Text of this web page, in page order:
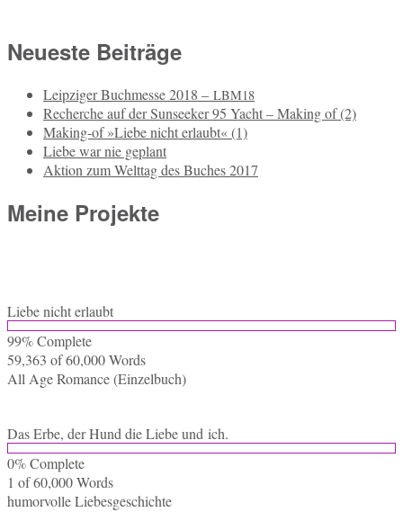
Neueste Beiträge
Leipziger Buchmesse 2018 – LBM18
Recherche auf der Sunseeker 95 Yacht – Making of (2)
Making-of »Liebe nicht erlaubt« (1)
Liebe war nie geplant
Aktion zum Welttag des Buches 2017
Meine Projekte
Liebe nicht erlaubt
99% Com­ple­te
59,363 of 60,000Words
All Age Ro­mance (Ein­zel­buch)
Das Erbe, der Hund die Liebe und ich.
0% Com­ple­te
1 of 60,000Words
hu­mor­vol­le Liebesgeschichte